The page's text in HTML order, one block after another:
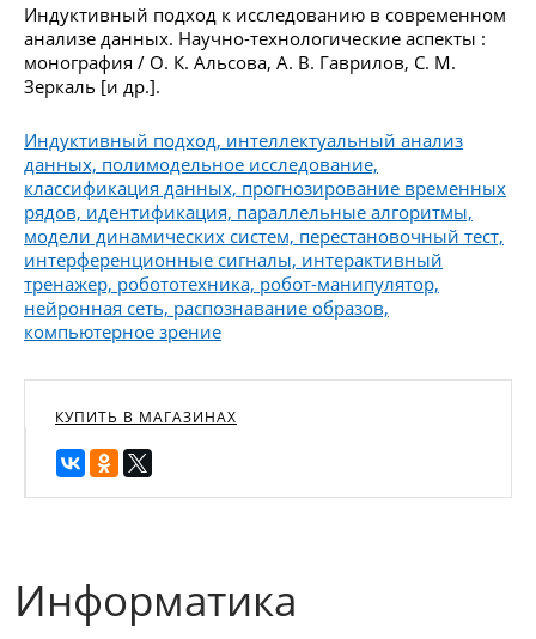
Индуктивный подход к исследованию в современном
анализе данных. Научно-технологические аспекты :
монография / О. К. Альсова, А. В. Гаврилов, С. М.
Зеркаль [и др.].
Индуктивный подход, интеллектуальный анализ
данных, полимодельное исследование,
классификация данных, прогнозирование временных
рядов, идентификация, параллельные алгоритмы,
модели динамических систем, перестановочный тест,
интерференционные сигналы, интерактивный
тренажер, робототехника, робот-манипулятор,
нейронная сеть, распознавание образов,
компьютерное зрение
КУПИТЬ В МАГАЗИНАХ
Информатика